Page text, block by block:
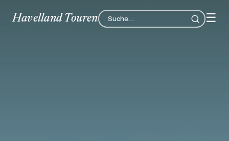
Havelland Touren ☰